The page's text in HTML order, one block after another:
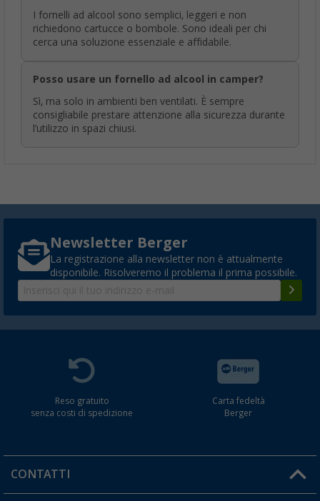
I fornelli ad alcool sono semplici, leggeri e non
richiedono cartucce o bombole. Sono ideali per chi
cerca una soluzione essenziale e affidabile.
Posso usare un fornello ad alcool in camper?
Sì, ma solo in ambienti ben ventilati. È sempre
consigliabile prestare attenzione alla sicurezza durante
l’utilizzo in spazi chiusi.
Newsletter Berger
La registrazione alla newsletter non è attualmente
disponibile. Risolveremo il problema il prima possibile.
Reso gratuito
senza costi di spedizione
Carta fedeltà
Berger
CONTATTI